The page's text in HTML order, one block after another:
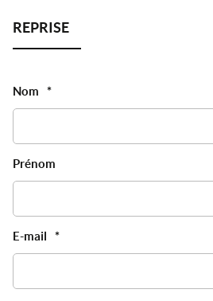
Nom *
Prénom
E-mail *